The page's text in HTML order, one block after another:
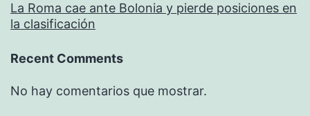
La Roma cae ante Bolonia y pierde posiciones en
la clasificación
Recent Comments
No hay comentarios que mostrar.